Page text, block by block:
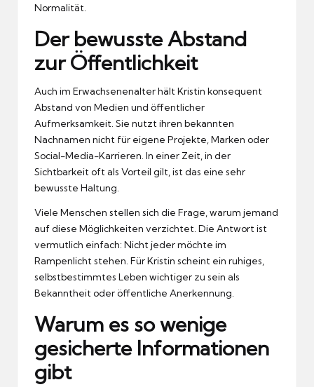
Normalität.
Der bewusste Abstand
zur Öffentlichkeit
Auch im Erwachsenenalter hält Kristin konsequent
Abstand von Medien und öffentlicher
Aufmerksamkeit. Sie nutzt ihren bekannten
Nachnamen nicht für eigene Projekte, Marken oder
Social-Media-Karrieren. In einer Zeit, in der
Sichtbarkeit oft als Vorteil gilt, ist das eine sehr
bewusste Haltung.
Viele Menschen stellen sich die Frage, warum jemand
auf diese Möglichkeiten verzichtet. Die Antwort ist
vermutlich einfach: Nicht jeder möchte im
Rampenlicht stehen. Für Kristin scheint ein ruhiges,
selbstbestimmtes Leben wichtiger zu sein als
Bekanntheit oder öffentliche Anerkennung.
Warum es so wenige
gesicherte Informationen
gibt